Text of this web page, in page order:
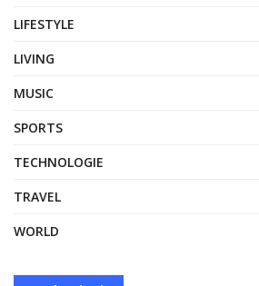
LIFESTYLE
LIVING
MUSIC
SPORTS
TECHNOLOGIE
TRAVEL
WORLD